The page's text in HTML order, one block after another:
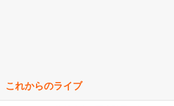
これからのライブ